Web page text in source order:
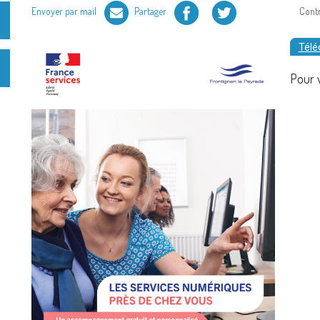
Envoyer par mail Partager Facebook Twitter
Pour